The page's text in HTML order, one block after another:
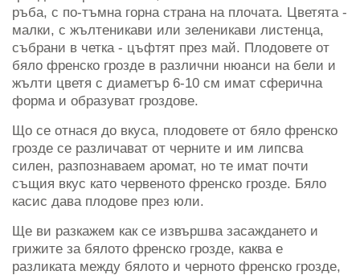
ръба, с по-тъмна горна страна на плочата. Цветята -
малки, с жълтеникави или зеленикави листенца,
събрани в четка - цъфтят през май. Плодовете от
бяло френско грозде в различни нюанси на бели и
жълти цветя с диаметър 6-10 см имат сферична
форма и образуват гроздове.
Що се отнася до вкуса, плодовете от бяло френско
грозде се различават от черните и им липсва
силен, разпознаваем аромат, но те имат почти
същия вкус като червеното френско грозде. Бяло
касис дава плодове през юли.
Ще ви разкажем как се извършва засаждането и
грижите за бялото френско грозде, каква е
разликата между бялото и черното френско грозде,